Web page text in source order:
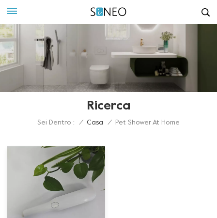
Ricerca
Sei Dentro : / Casa / Pet Shower At Home